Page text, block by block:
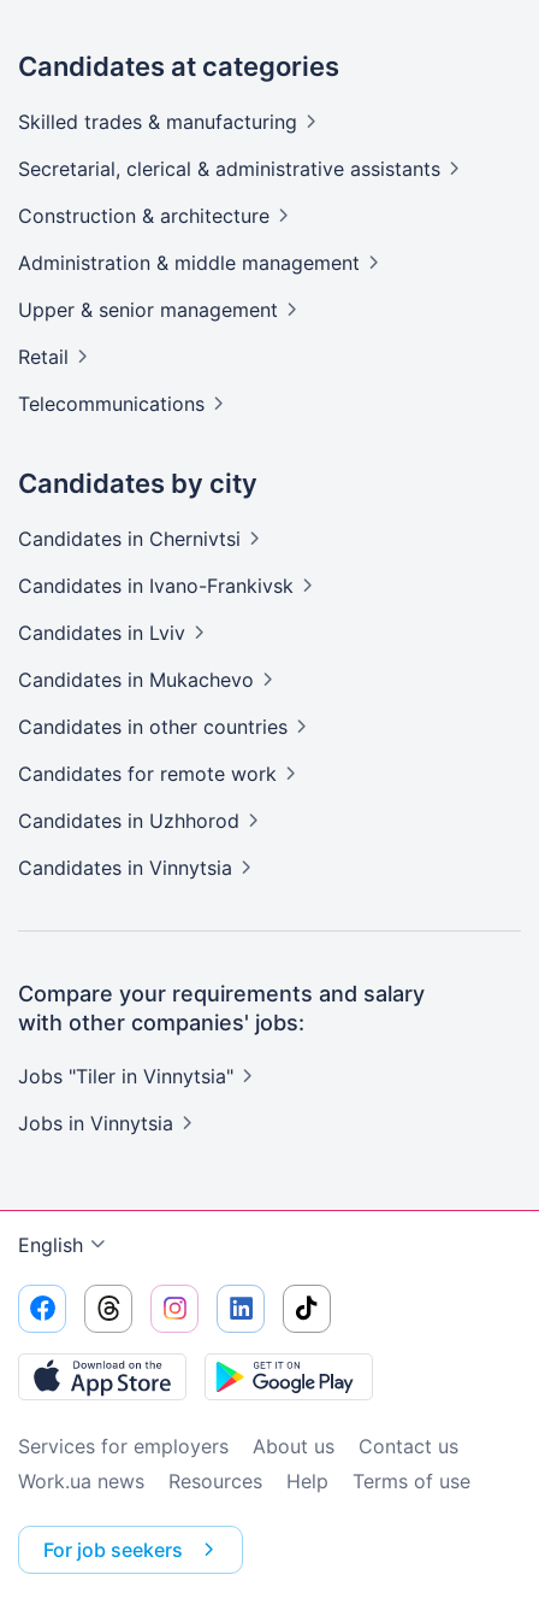
Candidates at categories
Skilled trades & manufacturing
Secretarial, clerical & administrative assistants
Construction & architecture
Administration & middle management
Upper & senior management
Retail
Telecommunications
Candidates by city
Candidates in Chernivtsi
Candidates in Ivano-Frankivsk
Candidates in Lviv
Candidates in Mukachevo
Candidates in other countries
Candidates for remote work
Candidates in Uzhhorod
Candidates in Vinnytsia
Compare your requirements and salary
with other companies' jobs:
Jobs "Tiler in Vinnytsia"
Jobs in Vinnytsia
English
Services for employers About us
Contact us
Work.ua news
Resources Help Terms of use
For job seekers